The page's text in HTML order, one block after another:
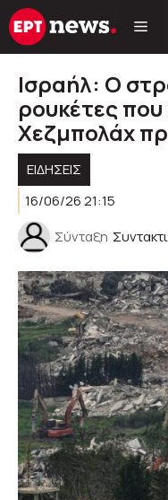
Μετάβαση
σε
Ισραήλ: Ο
ρουκέτες
Χεζμπολάχ
ΕΙΔΗΣΕΙΣ
16/06/26 21:15
Σύνταξη